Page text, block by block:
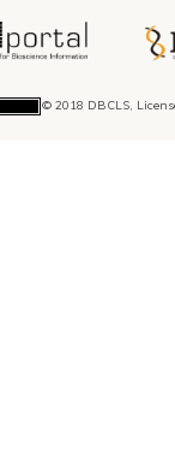
© 2018 DBCLS,